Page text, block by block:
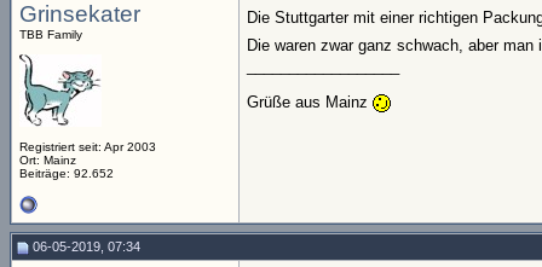
Grinsekater
TBB Family
Registriert seit: Apr 2003
Ort: Mainz
Beiträge: 92.652
Die Stuttgarter mit einer richtigen
Die waren zwar ganz schwach, aber
Grüße aus Mainz
06-05-2019, 07:34